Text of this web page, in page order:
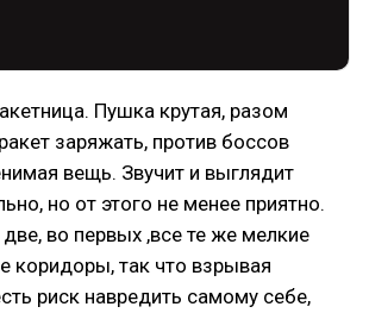
Пушка крутая, разом
заряжать, против боссов
вещь. Звучит и выглядит
но от этого не менее приятно.
во первых ,все те же мелкие
коридоры, так что взрывая
риск навредить самому себе,